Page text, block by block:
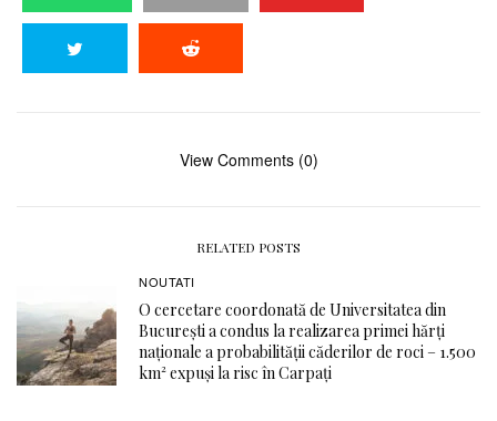
View Comments (0)
RELATED POSTS
NOUTATI
O cercetare coordonată de Universitatea din
București a condus la realizarea primei hărți
naționale a probabilității căderilor de roci – 1.500
km² expuși la risc în Carpați